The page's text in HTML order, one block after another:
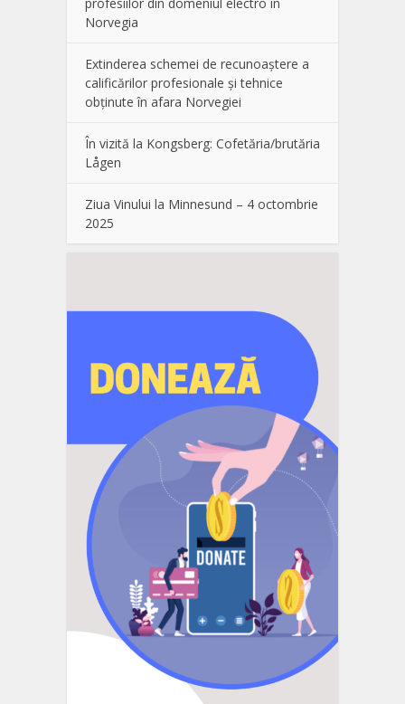
Norvegia
Extinderea schemei de recunoaștere a
calificărilor profesionale și tehnice
obținute în afara Norvegiei
În vizită la Kongsberg: Cofetăria/brutăria
Lågen
Ziua Vinului la Minnesund – 4 octombrie
2025